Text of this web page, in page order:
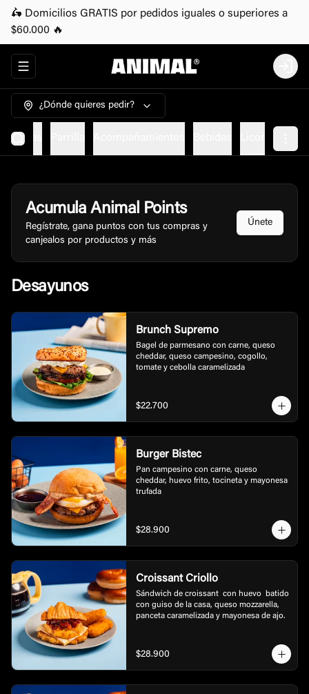
🛵 Domicilios GRATIS por pedidos iguales o superiores a
$60.000 🔥
Abrir menu de navegación Login
¿Dónde quieres pedir?
AcumulaAnimal Points
Regístrate, gana puntos con tus compras y
canjealos por productos y más
Únete
Desayunos
Brunch Supremo
Bagel de parmesano con carne, queso
cheddar, queso campesino, cogollo,
tomate y cebolla caramelizada
$22.700
Burger Bistec
Pan campesino con carne, queso
cheddar, huevo frito, tocineta y mayonesa
trufada
$28.900
Croissant Criollo
Sándwich de croissant  con huevo  batido
con guiso de la casa, queso mozzarella,
panceta caramelizada y mayonesa de ajo.
$28.900